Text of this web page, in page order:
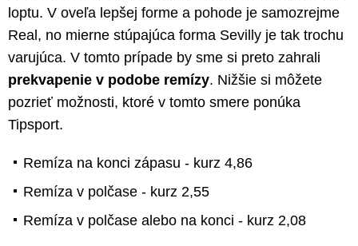
loptu. V oveľa lepšej forme a pohode je samozrejme
Real, no mierne stúpajúca forma Sevilly je tak trochu
varujúca. V tomto prípade by sme si preto zahrali
prekvapenie v podobe remízy. Nižšie si môžete
pozrieť možnosti, ktoré v tomto smere ponúka
Tipsport.
Remíza na konci zápasu - kurz 4,86
Remíza v polčase - kurz 2,55
Remíza v polčase alebo na konci - kurz 2,08